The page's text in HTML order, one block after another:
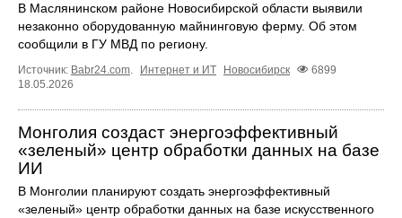
В Маслянинском районе Новосибирской области выявили
незаконно оборудованную майнинговую ферму. Об этом
сообщили в ГУ МВД по региону.
Источник: Babr24.com. Интернет и ИТ Новосибирск
6899
18.05.2026
Монголия создаст энергоэффективный
«зеленый» центр обработки данных на базе
ИИ
В Монголии планируют создать энергоэффективный
«зеленый» центр обработки данных на базе искусственного